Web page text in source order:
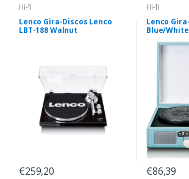
Hi-fi
Lenco Gira-Discos Lenco
LBT-188 Walnut
€259,20
Hi-fi
Lenco
Blue/White
€86,39